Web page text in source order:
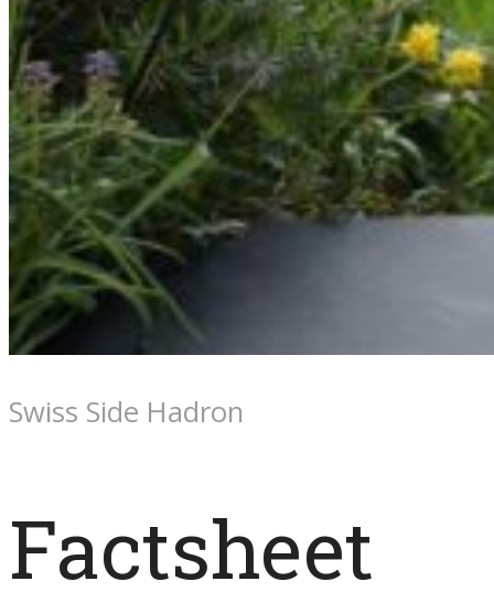
Swiss Side Hadron
Factsheet